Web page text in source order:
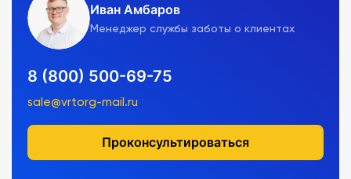
Иван Амбаров
Менеджер службы заботы о клиентах
8 (800) 500-69-75
sale@vrtorg-mail.ru
Проконсультироваться